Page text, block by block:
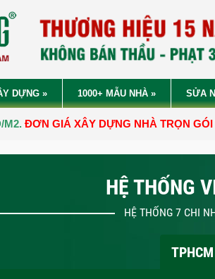
DỰNG » 1000+ MẪU NHÀ » SỬA
DỰNG NHÀ TRỌN GÓI TỪ5.050.000
HỆ THỐNG
HỆ THỐNG 7 CHI
TPHCM